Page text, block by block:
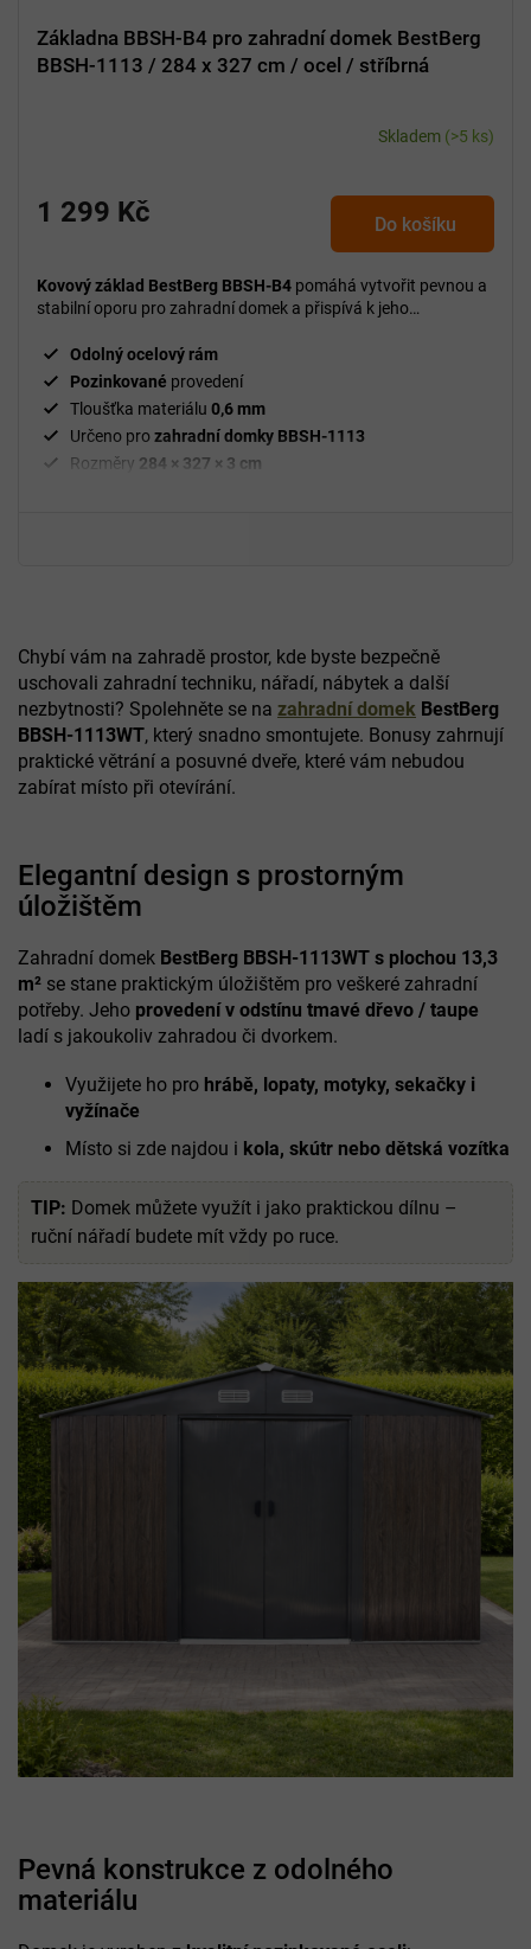
Základna BBSH-B4 pro zahradní domek BestBerg
BBSH-1113 / 284 x 327 cm / ocel / stříbrná
Skladem (>5 ks)
1 299 Kč Do košíku
Kovový základ BestBerg BBSH-B4 pomáhá vytvořit pevnou a
stabilní oporu pro zahradní domek a přispívá k jeho
Odolný ocelový rám
Pozinkované provedení
Tloušťka materiálu 0,6 mm
Určeno prozahradní domky BBSH-1113
Rozměry 284 × 327 × 3 cm
Chybí vám na zahradě prostor, kde byste bezpečně
uschovali zahradní techniku, nářadí, nábytek a další
nezbytnosti? Spolehněte se na zahradní domek BestBerg
BBSH-1113WT, který snadno smontujete. Bonusy zahrnují
praktické větrání a posuvné dveře, které vám nebudou
zabírat místo při otevírání.
Elegantní design s prostorným
úložištěm
Zahradní domek BestBerg BBSH-1113WT s plochou 13,3
m² se stane praktickým úložištěm pro veškeré zahradní
potřeby. Jeho provedení v odstínu tmavé dřevo / taupe
ladí s jakoukoliv zahradou či dvorkem.
Využijete ho pro hrábě, lopaty, motyky, sekačky i
vyžínače
Místo si zde najdou i kola, skútr nebo dětská vozítka
TIP: Domek můžete využít i jako praktickou dílnu –
ruční nářadí budete mít vždy po ruce.
Pevná konstrukce z odolného
materiálu